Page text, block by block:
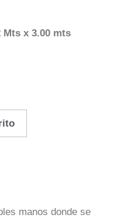
Mts x 3.00 mts
manos donde se